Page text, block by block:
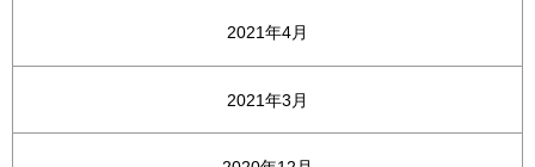
2021年4月
2021年3月